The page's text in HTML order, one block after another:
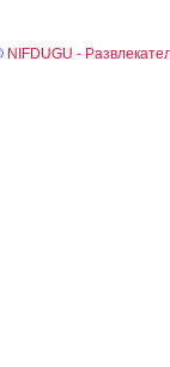
NIFDUGU -